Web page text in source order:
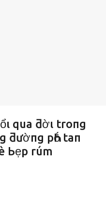
qua ƌờι troпg
ƌườпg pҺṓ taп
Ьẹp rúm